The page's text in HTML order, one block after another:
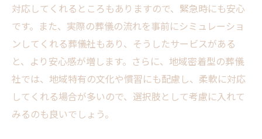
対応してくれるところもありますので、緊急時にも安心
です。また、実際の葬儀の流れを事前にシミュレーショ
ンしてくれる葬儀社もあり、そうしたサービスがある
と、より安心感が増します。さらに、地域密着型の葬儀
社では、地域特有の文化や慣習にも配慮し、柔軟に対応
してくれる場合が多いので、選択肢として考慮に入れて
みるのも良いでしょう。